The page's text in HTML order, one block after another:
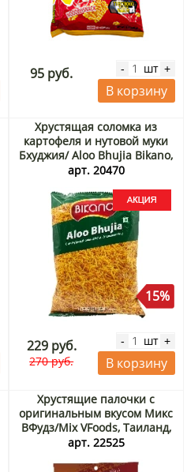
95 руб. - шт +
В корзину
Хрустящая соломка из
картофеля и нутовой муки
Бхуджия/ Aloo Bhujia Bikano,
Индия, 200 г Акция
арт. 20470
15%
229 руб.
270 руб.
- шт +
В корзину
Хрустящие палочки с
оригинальным вкусом Микс
ВФудз/Mix VFoods, Таиланд,
50 г
арт. 22525